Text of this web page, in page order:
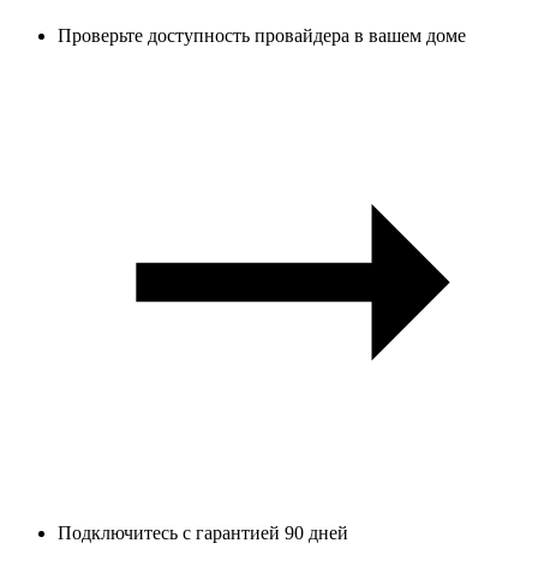
Проверьте доступность провайдера в вашем доме
Подключитесь с гарантией 90 дней